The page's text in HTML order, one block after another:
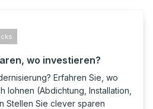
wo investieren?
Erfahren Sie, wo
lohnen (Abdichtung, Installation,
Stellen Sie clever sparen